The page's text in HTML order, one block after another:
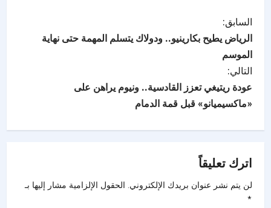
السابق:
الرياض يطيح بكارينيو.. ودولاك يتسلم المهمة حتى نهاية
الموسم
التالي:
عودة ريتيغي تعزز القادسية.. ونيوم يراهن على
«ماكسيميانو» قبل قمة الدمام
اترك تعليقاً
لن يتم نشر عنوان بريدك الإلكتروني. الحقول الإلزامية مشار إليها بـ
*